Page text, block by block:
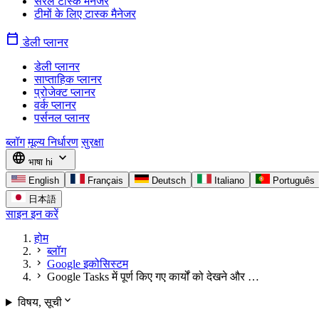
टीमों के लिए टास्क मैनेजर
calendar_today डेली प्लानर
डेली प्लानर
साप्ताहिक प्लानर
प्रोजेक्ट प्लानर
वर्क प्लानर
पर्सनल प्लानर
ब्लॉग मूल्य निर्धारण सुरक्षा
language भाषा hi expand_more
English Français Deutsch Italiano Português
日本語
साइन इन करें
होम
chevron_right ब्लॉग
chevron_right Google इकोसिस्टम
chevron_right Google Tasks में पूर्ण किए गए कार्यों को देखने और …
विषय, सूचीexpand_more